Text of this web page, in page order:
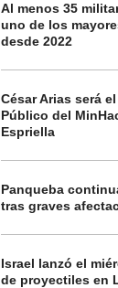
Al menos 35
uno de los
desde 2022
César Arias será
Público del
Espriella
Panqueba
tras graves
Israel lanzó el
de proyectiles en